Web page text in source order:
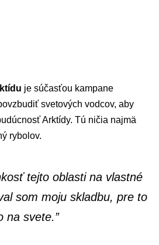
je súčasťou kampane
svetových vodcov, aby
Arktídy. Tú ničia najmä
rybolov.
tejto oblasti na vlastné
som moju skladbu, pre to
na svete.”